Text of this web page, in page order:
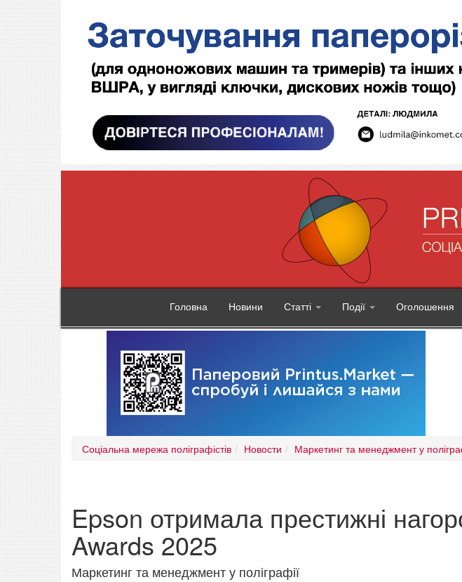
Головна Новини Статті Події Оголошення
Соціальна мережа поліграфістів Новости Маркетинг та менеджмент у
Epson отримала престижні
Awards 2025
Маркетинг та менеджмент у поліграфії